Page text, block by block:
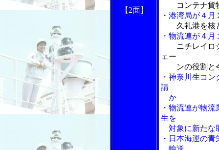
【2面】
コンテナ貨
・港湾局が４
久礼港を核
・物流連が４
ニチレイロ
ェー
ンの役割と
・神奈川生コ
請
か
・物流連が物
生を
対象に新たな
・日本海運の